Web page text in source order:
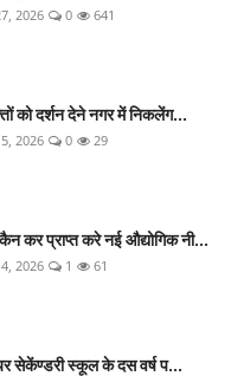
2026 0 641
को दर्शन देने नगर में निकलेंग...
2026 0 29
कर प्राप्त करे नई औद्योगिक नी...
2026 1 61
सेकेंण्डरी स्कूल के दस वर्ष प...